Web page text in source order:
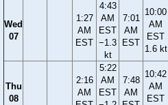
Wed
07
1:27
AM
EST
4:43
AM
EST
−1.3
kt
7:01
AM
EST
10:00
AM
EST
1.6 kt
Thu
08
2:16
AM
5:22
AM
EST
7:48
AM
10:42
AM
EST